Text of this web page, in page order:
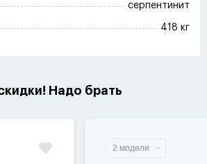
серпентинит
418 кг
Надо брать
2 модели